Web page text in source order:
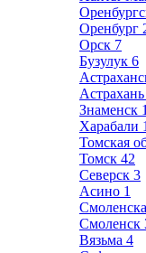
Оренбург
Орск 7
Бузулук 6
Астрахань
Знаменск 1
Харабали 1
Томская
Томск 42
Северск 3
Асино 1
Смоленск
Вязьма 4